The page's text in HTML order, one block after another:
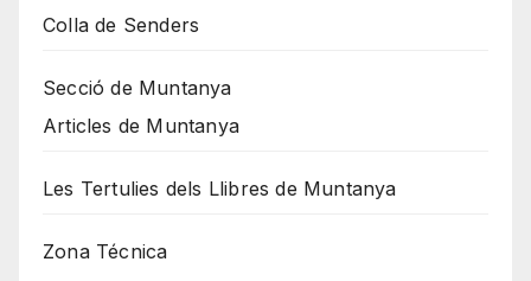
Colla de Senders
Secció de Muntanya
Articles de Muntanya
Les Tertulies dels Llibres de Muntanya
Zona Técnica